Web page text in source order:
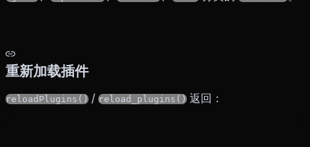
重新加载插件
reloadPlugins() / reload_plugins() 返回：